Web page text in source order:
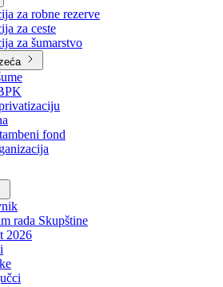
uprava za inspekcijske poslove
uprava civilne zaštite
za robne rezerve
za ceste
za šumarstvo
fond
rada Skupštine
2026